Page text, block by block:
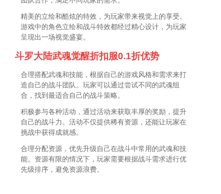
精美的立绘和酷炫的特效，为玩家带来视觉上的享受。
游戏中的角色立绘和战斗特效都经过精心设计，为玩家
呈现出一场视觉盛宴。
斗罗大陆武魂觉醒折扣服0.1折优势
合理搭配武魂和技能，根据自己的游戏风格和需求来打
造自己的战斗团队。玩家可以通过尝试不同的武魂组
合，找到最适合自己的战斗策略。
积极参与各种活动，通过活动来获取丰厚的奖励，提升
自己的战斗力。活动不仅提供稀有资源，还能让玩家在
挑战中获得成就感。
合理分配资源，优先升级自己在战斗中常用的武魂和技
能。资源有限的情况下，玩家需要根据战斗需求进行优
先级排序，避免资源浪费。